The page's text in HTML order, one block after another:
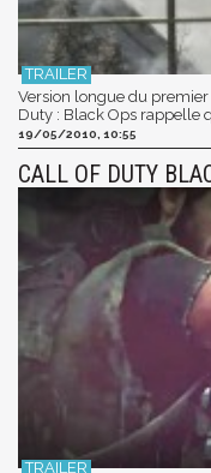
Version longue du
Duty : Black Ops rappelle
19/05/2010, 10:55
CALL OF DUTY